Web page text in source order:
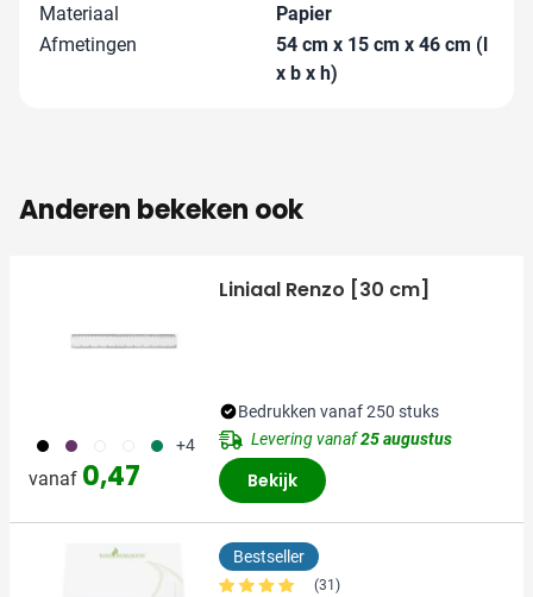
Materiaal
Papier
Afmetingen
54 cm x 15 cm x 46 cm (l
x b x h)
Anderen bekeken ook
001 024 002 970 004 +4
vanaf 0,47
Liniaal Renzo [30 cm]
Bedrukken vanaf 250 stuks
Levering vanaf25 augustus
Bekijk
Bestseller
(31)